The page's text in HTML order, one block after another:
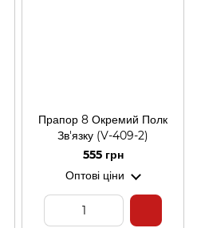
Прапор 8 Окремий Полк
Зв'язку (V-409-2)
555 грн
Оптові ціни